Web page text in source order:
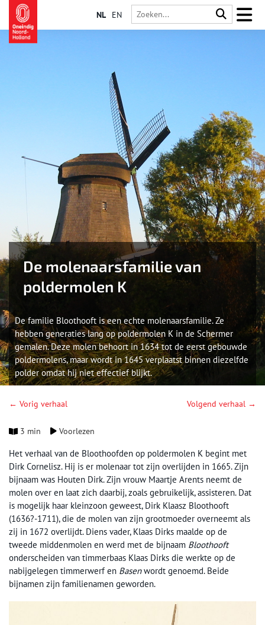
NL EN
De molenaarsfamilie van
poldermolen K
De familie Bloothooft is een echte molenaarsfamilie. Ze
hebben generaties lang op poldermolen K in de Schermer
gemalen. Deze molen behoort in 1634 tot de eerst gebouwde
poldermolens, maar wordt in 1645 verplaatst binnen diezelfde
polder omdat hij niet effectief blijkt.
← Vorig verhaal Volgend verhaal →
3 min Voorlezen
Het verhaal van de Bloothoofden op poldermolen K begint met
Dirk Cornelisz. Hij is er molenaar tot zijn overlijden in 1665. Zijn
bijnaam was Houten Dirk. Zijn vrouw Maartje Arents neemt de
molen over en laat zich daarbij, zoals gebruikelijk, assisteren. Dat
is mogelijk haar kleinzoon geweest, Dirk Klaasz Bloothooft
(1636?-1711), die de molen van zijn grootmoeder overneemt als
zij in 1672 overlijdt. Diens vader, Klaas Dirks maalde op de
tweede middenmolen en werd met de bijnaam Bloothooft
onderscheiden van timmerbaas Klaas Dirks die werkte op de
nabijgelegen timmerwerf en Basenwordt genoemd. Beide
bijnamen zijn familienamen geworden.